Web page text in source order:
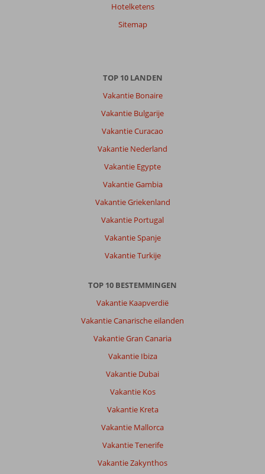
Hotelketens
Sitemap
TOP 10 LANDEN
Vakantie Bonaire
Vakantie Bulgarije
Vakantie Curacao
Vakantie Nederland
Vakantie Egypte
Vakantie Gambia
Vakantie Griekenland
Vakantie Portugal
Vakantie Spanje
Vakantie Turkije
TOP 10 BESTEMMINGEN
Vakantie Kaapverdië
Vakantie Canarische eilanden
Vakantie Gran Canaria
Vakantie Ibiza
Vakantie Dubai
Vakantie Kos
Vakantie Kreta
Vakantie Mallorca
Vakantie Tenerife
Vakantie Zakynthos